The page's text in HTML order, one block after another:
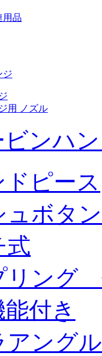
用品
ジ
用 ノズル
ンハ
ピース
ュボタン
式
リング
付き
アングル